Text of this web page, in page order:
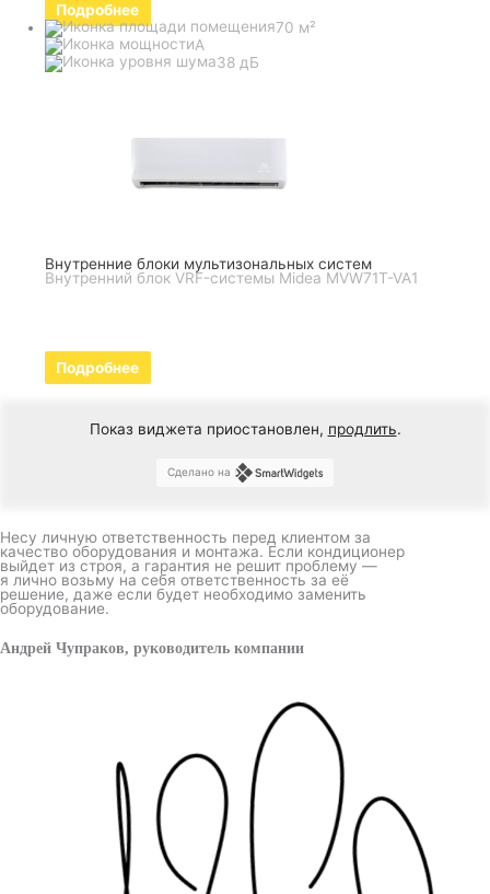
Подробнее
70 м²
A
38 дБ
Внутренние блоки мультизональных систем
Внутренний блок VRF-системы Midea MVW71T-VA1
Подробнее
Показ виджета приостановлен, продлить.
Сделано на
Несу личную ответственность перед клиентом за
качество оборудования и монтажа. Если кондиционер
выйдет из строя, а гарантия не решит проблему —
я лично возьму на себя ответственность за её
решение, даже если будет необходимо заменить
оборудование.
Андрей Чупраков, руководитель компании